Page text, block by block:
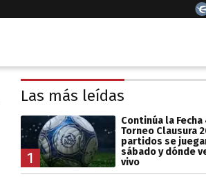
Las más leídas
1
Continúa la
Torneo Clausura
partidos se
sábado y dónde
vivo